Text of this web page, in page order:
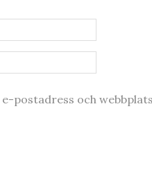
postadress och